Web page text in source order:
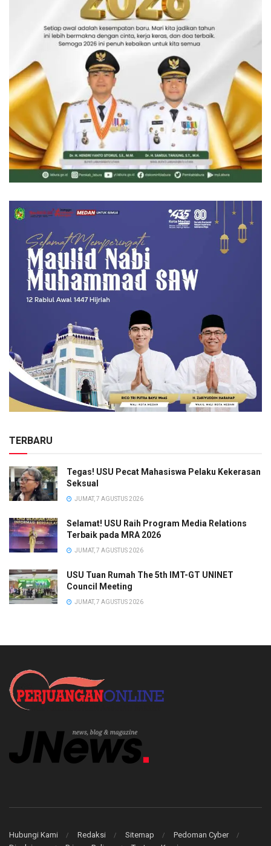
TERBARU
Tegas! USU Pecat Mahasiswa Pelaku Kekerasan
Seksual
JUMAT, 7 AGUSTUS 2026
Selamat! USU Raih Program Media Relations
Terbaik pada MRA 2026
JUMAT, 7 AGUSTUS 2026
USU Tuan Rumah The 5th IMT-GT UNINET
Council Meeting
JUMAT, 7 AGUSTUS 2026
Hubungi Kami Redaksi Sitemap
Pedoman Cyber